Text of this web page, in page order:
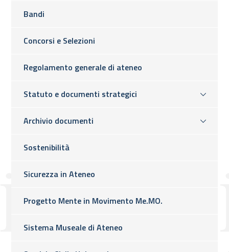
Bandi
Concorsi e Selezioni
Regolamento generale di ateneo
Statuto e documenti strategici
Archivio documenti
Sostenibilità
Sicurezza in Ateneo
Progetto Mente in Movimento Me.MO.
Sistema Museale di Ateneo